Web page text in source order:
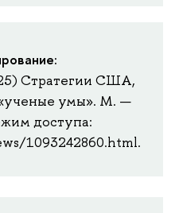
Стратегии США,
«ученые умы». М. —
доступа:
1093242860.html.